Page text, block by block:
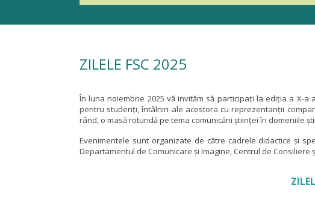
ZILELE FSC 2025
În luna noiembrie 2025 vă invităm să participați la ediția a X-a a
pentru studenți, întâlniri ale acestora cu reprezentanții
rând, o masă rotundă pe tema comunicării științei în domeniile
Evenimentele sunt organizate de către cadrele didactice și
Departamentul de Comunicare și Imagine, Centrul de